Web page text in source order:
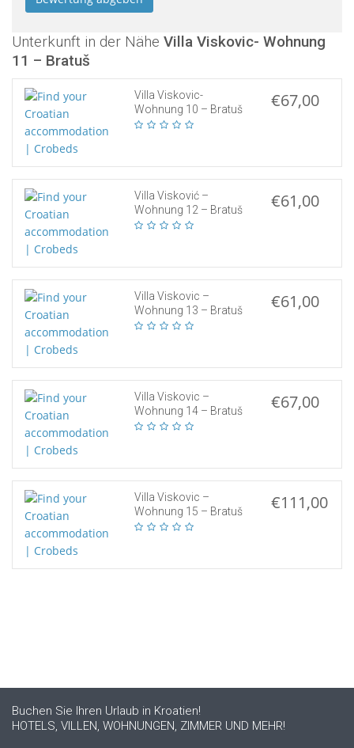
Unterkunft in der Nähe Villa Viskovic- Wohnung
11 – Bratuš
Villa Viskovic-
Wohnung 10 – Bratuš
€67,00
Villa Visković –
Wohnung 12 – Bratuš
€61,00
Villa Viskovic –
Wohnung 13 – Bratuš
€61,00
Villa Viskovic –
Wohnung 14 – Bratuš
€67,00
Villa Viskovic –
Wohnung 15 – Bratuš
€111,00
Buchen Sie Ihren Urlaub in Kroatien!
HOTELS, VILLEN, WOHNUNGEN, ZIMMER UND MEHR!